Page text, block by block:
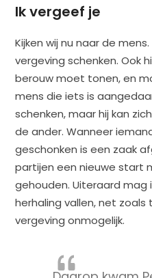
Ik vergeef je
Kijken wij nu naar de
vergeving schenken. Ook
berouw moet tonen, en
mens die iets is
schenken, maar hij kan
de ander. Wanneer
geschonken is een zaak
partijen een nieuwe start
gehouden. Uiteraard mag
herhaling vallen, net
vergeving onmogelijk.